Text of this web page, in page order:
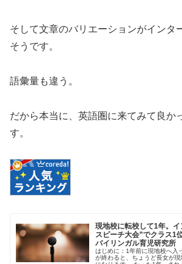
そして文章のバリエーションがインタ
そうです。
語彙量も違う。
だから本当に、英語圏に来てみて良か
す。
現地校に転校して1年。
スピーチ大会”でクラス1
バイリンガル育児研究所
はじめに：1年前に現地校へ入
が終わると、ちょうど長女が